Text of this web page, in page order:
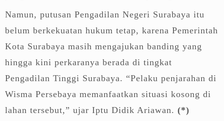
Namun, putusan Pengadilan Negeri Surabaya itu
belum berkekuatan hukum tetap, karena Pemerintah
Kota Surabaya masih mengajukan banding yang
hingga kini perkaranya berada di tingkat
Pengadilan Tinggi Surabaya. “Pelaku penjarahan di
Wisma Persebaya memanfaatkan situasi kosong di
lahan tersebut,” ujar Iptu Didik Ariawan. (*)